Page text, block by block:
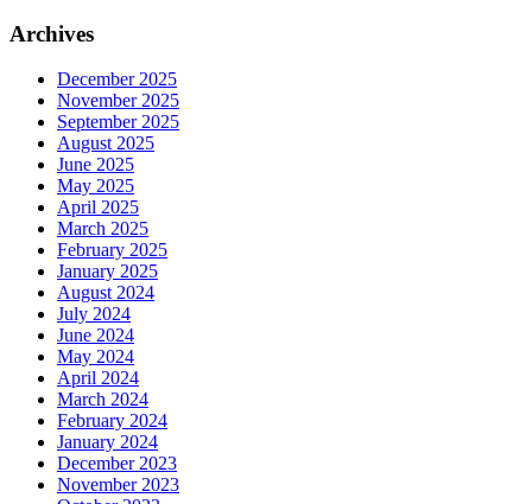
Archives
December 2025
November 2025
September 2025
August 2025
June 2025
May 2025
April 2025
March 2025
February 2025
January 2025
August 2024
July 2024
June 2024
May 2024
April 2024
March 2024
February 2024
January 2024
December 2023
November 2023